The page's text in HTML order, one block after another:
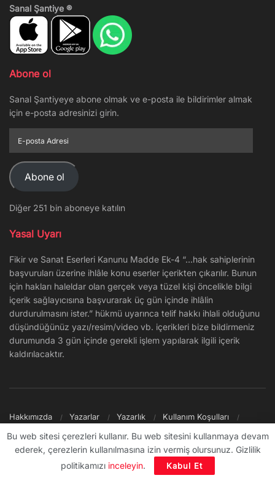
Sanal Şantiye ®
Abone ol
Sanal Şantiyeye abone olmak ve e-posta ile bildirimler almak
için e-posta adresinizi girin.
posta
Adresi
Abone ol
Diğer 251 bin aboneye katılın
Yasal Uyarı
Fikir ve Sanat Eserleri Kanunu Madde Ek-4 “…hak sahiplerinin
başvuruları üzerine ihlâle konu eserler içerikten çıkarılır. Bunun
için hakları haleldar olan gerçek veya tüzel kişi öncelikle bilgi
içerik sağlayıcısına başvurarak üç gün içinde ihlâlin
durdurulmasını ister.” hükmü uyarınca telif hakkı ihlali olduğunu
düşündüğünüz yazı/resim/video vb. içerikleri bize bildirmeniz
durumunda 3 gün içinde gerekli işlem yapılarak ilgili içerik
kaldırılacaktır.
Hakkımızda Yazarlar Yazarlık
Kullanım Koşulları
© 2009 - ∞ Sanal Şantiye
Bu web sitesi çerezleri kullanır. Bu web sitesini kullanmaya devam
ederek, çerezlerin kullanılmasına izin vermiş olursunuz. Gizlilik
politikamızı inceleyin. Kabul Et